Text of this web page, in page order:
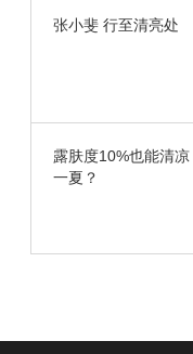
张小斐 行至清亮处
露肤度10%也能清凉
一夏？